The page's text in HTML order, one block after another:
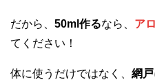
だから、 50ml作るなら、 ア
てください！
体に使うだけではなく、 網